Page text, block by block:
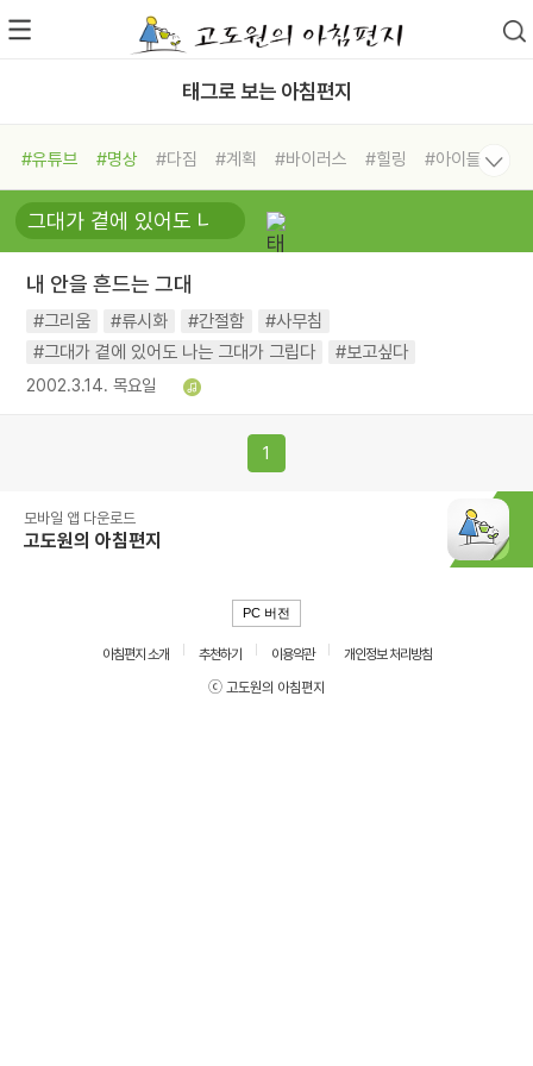
태그로 보는 아침편지
#유튜브 #명상 #다짐 #계획 #바이러스 #힐링
#아이들
#비전캠프
#독서캠프 #삶
#희망
#나눔 #친구 #링컨학교
#독서
#건강 #면역력
내 안을 흔드는 그대
#그리움 #류시화 #간절함
#사무침
#그대가 곁에 있어도 나는 그대가 그립다
#보고싶다
2002.3.14. 목요일
1
모바일 앱 다운로드
고도원의 아침편지
PC 버전
아침편지 소개 추천하기 이용약관
개인정보 처리방침
ⓒ 고도원의 아침편지